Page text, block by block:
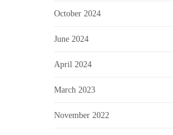
October 2024
June 2024
April 2024
March 2023
November 2022